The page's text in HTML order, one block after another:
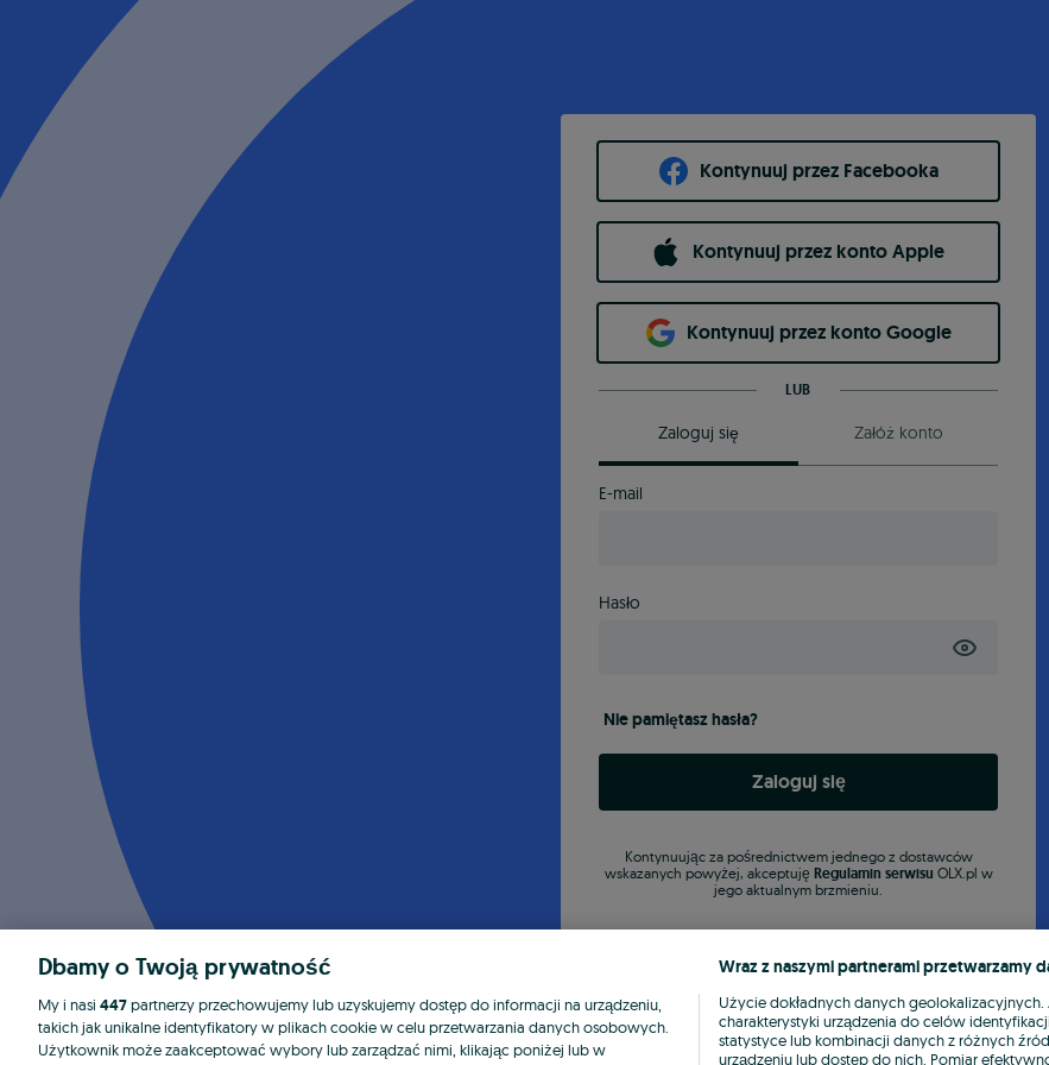
Kontynuuj przez Facebooka
Kontynuuj przez konto Apple
Kontynuuj przez konto Google
LUB
Zaloguj się Załóż konto
E-mail
Hasło
Nie pamiętasz hasła?
Zaloguj się
Kontynuując za pośrednictwem jednego z dostawców
wskazanych powyżej, akceptuję Regulamin serwisu OLX.pl w
jego aktualnym brzmieniu.
Dbamy o Twoją prywatność
My i nasi 447partnerzy przechowujemy lub uzyskujemy dostęp do informacji na urządzeniu,
takich jak unikalne identyfikatory w plikach cookie w celu przetwarzania danych osobowych.
Użytkownik może zaakceptować wybory lub zarządzać nimi, klikając poniżej lub w
Wraz z naszymi partnerami przetwarzamy
Użycie dokładnych danych
charakterystyki urządzenia do celów
statystyce lub kombinacji danych z różnych
urządzeniu lub dostęp do nich. Pomiar